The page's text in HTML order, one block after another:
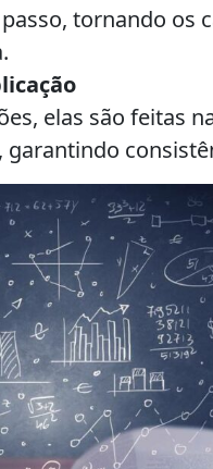
tornando os
elas são feitas
garantindo